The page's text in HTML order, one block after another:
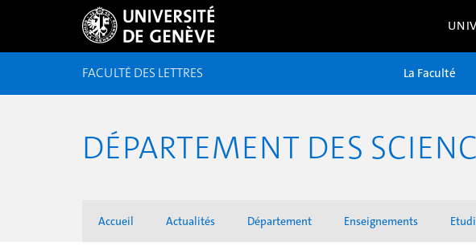
FACULTÉ DES LETTRES La Faculté
DÉPARTEMENT DES
Accueil Actualités Département Enseignements